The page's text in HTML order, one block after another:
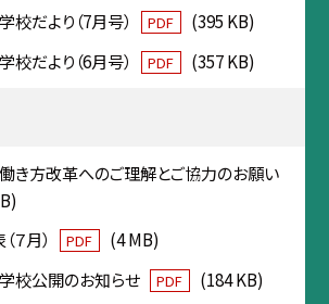
だより（7月号） PDF
(395 KB)
だより（6月号）
PDF (357 KB)
き方改革へのご理解とご協力のお願い
７月）
PDF
(4 MB)
校公開のお知らせ
PDF
(184 KB)